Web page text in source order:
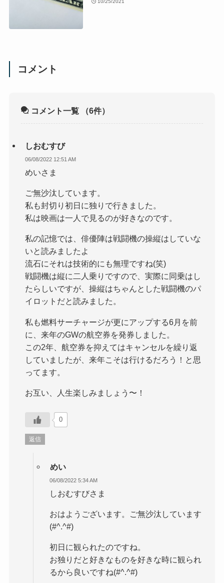
10/25/2021
コメント
コメント一覧 （6件）
しおむすび
06/08/2022 12:51 AM
めいさま
ご無沙汰しています。
私も封切り初日に独りで行きました。
私は映画は一人で見るのが好きなのです。
私の記憶では、俳優陣は戦闘機の操縦はしていな
いと読みましたよ
流石にそれは技術的にも無理ですね(笑)
戦闘機は縦に二人乗りですので、実際に同乗はし
たらしいですが、操縦はちゃんとした戦闘機のパ
イロットだと読みました。
私も燃料サーチャージが更にアップする6月を前
に、来年のGWの航空券を発券しました。
この2年、航空券を抑えてはキャンセルを繰り返
していましたが、来年こそは行けるだろう！と思
ってます。
お互い、人生楽しみましょう〜！
0
返信
めい
06/08/2022 5:34 AM
しおむすびさま
おはようございます。ご無沙汰しています
(#^.^#)
初日に観られたのですね。
お独りだと好きなものを好きな時に観られ
るから良いですね(#^.^#)